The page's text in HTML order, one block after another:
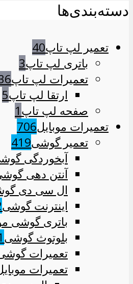
دسته‌بندی‌ها
تعمیر لپ تاپ40
باتری لپ تاپ3
تعمیرات لپ تاپ
ارتقا لپ تاپ5
صفحه لپ تاپ1
تعمیرات موبایل706
تعمیر گوشی419
آبخوردگی
آنتن دهی
ال سی دی
اینترنت گوشی
باتری گوشی
بلوتوث گوشی
تعمیرات
تعمیرات